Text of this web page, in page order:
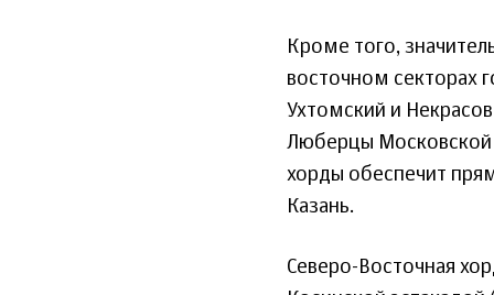
Кроме того,
восточном секторах
Ухтомский и
Люберцы Московской
хорды обеспечит
Казань.
Северо-Восточная